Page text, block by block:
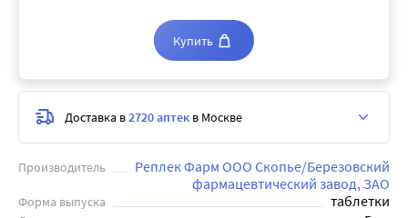
Производитель
Реплек Фарм ООО Скопье/Березовский
фармацевтический завод, ЗАО
Форма выпуска таблетки
Купить
Доставка в2720 аптек в Москве